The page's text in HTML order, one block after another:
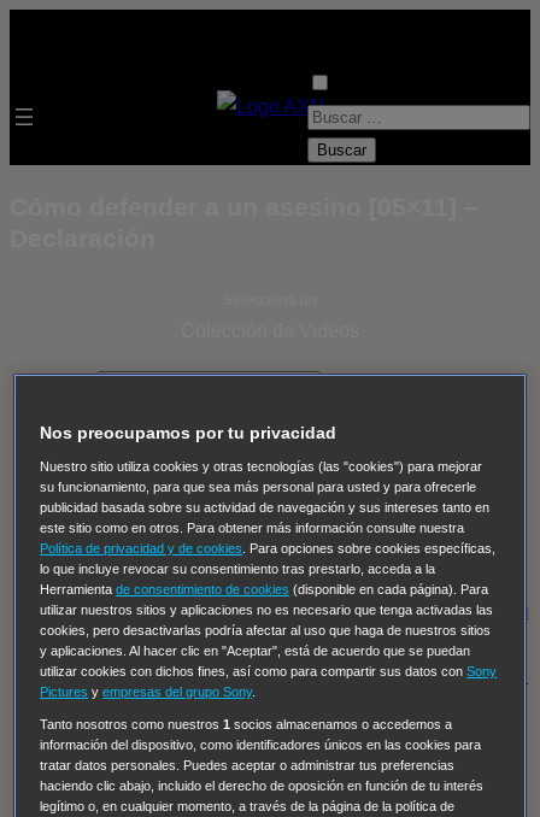
B
- ver todos - Padres
Despedida Salvaje
Despedida Salvaje
Thomas, el ojo del FBI Pan Am Dawson crece
Insomnia El Guardián The Blacklist Cinco en familia
Hudson & Rex Diez libras y un sueño Mr Loverman
Regreso al futuro III NUEVE CUERPOS Los últimos
caballeros Tormenta infinita Sing Street Cobra Kai
Tom
y Lola
High Country
Los casos de Susan Ryeland:
Moonflower Murders Twisted Metal Mentes Criminales:
Hailey Dean Without Sin: Libre de Culpa Morbius
NCIS: Nueva Orleans Pandora En fuera de juego
The Shield: Al margen de la ley Duplicated Preacher
Nos preocupamos por tu privacidad
Nuestro sitio utiliza cookies y otras tecnologías (las "cookies") para mejorar
su funcionamiento, para que sea más personal para usted y para ofrecerle
publicidad basada sobre su actividad de navegación y sus intereses tanto en
este sitio como en otros. Para obtener más información consulte nuestra
Política de privacidad y de cookies
. Para opciones sobre cookies específicas,
lo que incluye revocar su consentimiento tras prestarlo, acceda a la
Herramientade consentimiento de cookies (disponible en cada página). Para
utilizar nuestros sitios y aplicaciones no es necesario que tenga activadas las
cookies, pero desactivarlas podría afectar al uso que haga de nuestros sitios
y aplicaciones. Al hacer clic en "Aceptar", está de acuerdo que se puedan
utilizar cookies con dichos fines, así como para compartir sus datos conSony
Pictures yempresas del grupo Sony.
Tanto nosotros como nuestros1 socios almacenamos o accedemos a
información del dispositivo, como identificadores únicos en las cookies para
tratar datos personales. Puedes aceptar o administrar tus preferencias
haciendo clic abajo, incluido el derecho de oposición en función de tu interés
legítimo o, en cualquier momento, a través de la página de la política de